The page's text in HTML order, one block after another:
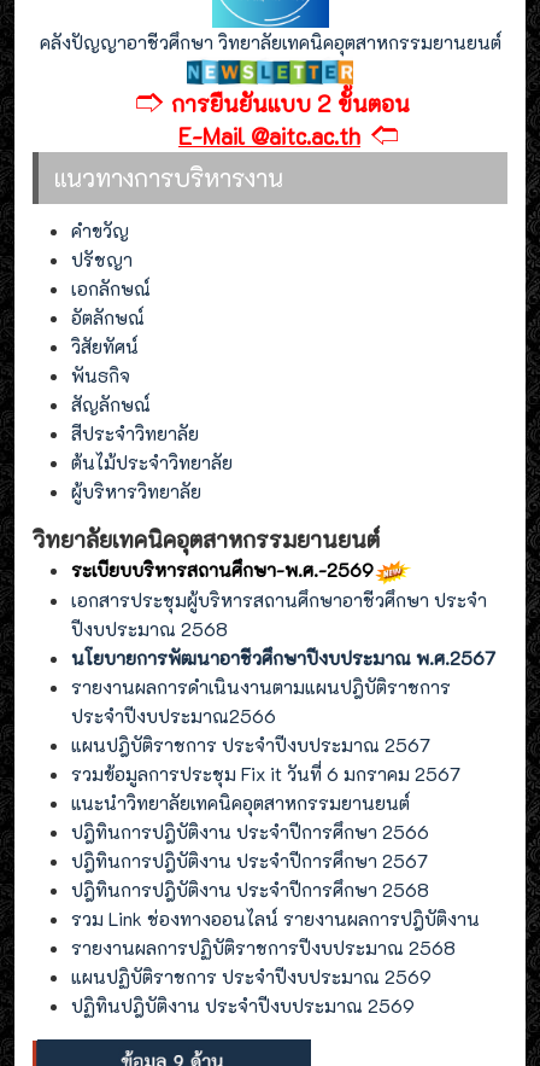
คลังปัญญาอาชีวศึกษา วิทยาลัยเทคนิคอุตสาหกรรมยานยนต์
🢣 การยืนยันแบบ 2 ขั้นตอน
E-Mail @aitc.ac.th 🢢
แนวทางการบริหารงาน
คำขวัญ
ปรัชญา
เอกลักษณ์
อัตลักษณ์
วิสัยทัศน์
พันธกิจ
สัญลักษณ์
สีประจำวิทยาลัย
ต้นไม้ประจำวิทยาลัย
ผู้บริหารวิทยาลัย
วิทยาลัยเทคนิคอุตสาหกรรมยานยนต์
ระเบียบบริหารสถานศึกษา-พ.ศ.-2569
เอกสารประชุมผู้บริหารสถานศึกษาอาชีวศึกษา ประจำ
ปีงบประมาณ 2568
นโยบายการพัฒนาอาชีวศึกษาปีงบประมาณ พ.ศ.2567
รายงานผลการดำเนินงานตามแผนปฎิบัติราชการ
ประจำปีงบประมาณ2566
แผนปฎิบัติราชการ ประจำปีงบประมาณ 2567
รวมข้อมูลการประชุม Fix it วันที่ 6 มกราคม 2567
แนะนำวิทยาลัยเทคนิคอุตสาหกรรมยานยนต์
ปฎิทินการปฎิบัติงาน ประจำปีการศึกษา 2566
ปฎิทินการปฎิบัติงาน ประจำปีการศึกษา 2567
ปฎิทินการปฎิบัติงาน ประจำปีการศึกษา 2568
รวม Link ช่องทางออนไลน์ รายงานผลการปฎิบัติงาน
รายงานผลการปฏิบัติราชการปีงบประมาณ 2568
แผนปฏิบัติราชการ ประจำปีงบประมาณ 2569
ปฏิทินปฎิบัติงาน ประจำปีงบประมาณ 2569